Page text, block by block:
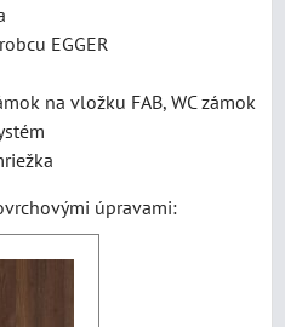
EGGER
na vložku FAB, WC zámok
úpravami: